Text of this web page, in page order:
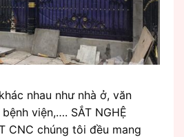
nhau như nhà ở, văn
viện,…. SẮT NGHỆ
CNC chúng tôi đều mang